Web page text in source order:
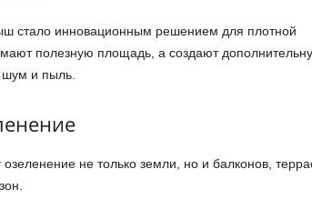
стало инновационным решением для плотной
полезную площадь, а создают
шум и пыль.
не только земли, но и балконов,